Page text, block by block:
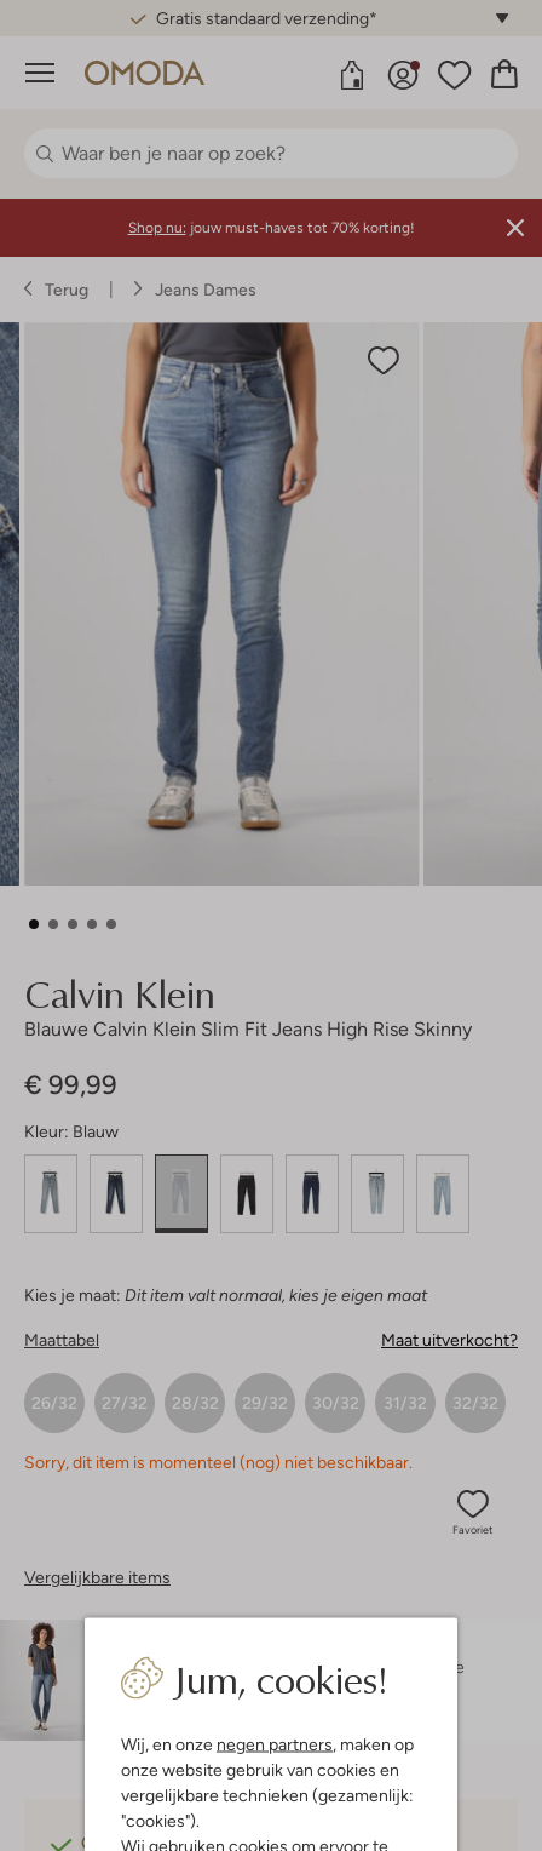
Gratis standaard verzending*
Menu
Jum, cookies!
Wij, en onze negen partners , maken op
onze website gebruik van cookies en
vergelijkbare technieken (gezamenlijk:
"cookies").
Wij gebruiken cookies om ervoor te
Shop nu: jouw must-haves tot 70% korting!
Terug Jeans Dames
Calvin Klein
Blauwe Calvin Klein Slim Fit Jeans High Rise Skinny
€ 99,99
Kleur: Blauw
Kies je maat: Dit item valt normaal, kies je eigen maat
Maattabel Maat uitverkocht?
26/32 27/32 28/32 29/32 30/32 31/32 32/32
Sorry, dit item is momenteel (nog) niet beschikbaar.
Favoriet
Vergelijkbare items
Charis is 1 meter 73 lang en draagt maat 27.
De
pasvorm isextra slim fit.
Gratis verzendingvanaf €75,-